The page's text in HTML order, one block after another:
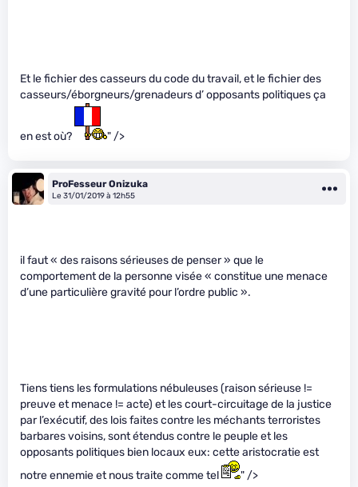
Et le fichier des casseurs du code du travail, et le fichier des
casseurs/éborgneurs/grenadeurs d’ opposants politiques ça
en est où? " />
ProFesseur Onizuka
Le 31/01/2019 à 12h55
il faut « des raisons sérieuses de penser » que le
comportement de la personne visée « constitue une menace
d’une particulière gravité pour l’ordre public ».
Tiens tiens les formulations nébuleuses (raison sérieuse !=
preuve et menace != acte) et les court-circuitage de la justice
par l’exécutif, des lois faites contre les méchants terroristes
barbares voisins, sont étendus contre le peuple et les
opposants politiques bien locaux eux: cette aristocratie est
notre ennemie et nous traite comme tel
" />